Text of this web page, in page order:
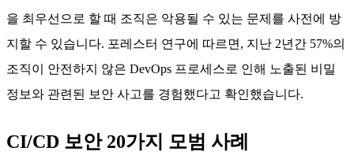
을 최우선으로 할 때 조직은 악용될 수 있는 문제를 사전에 방
지할 수 있습니다. 포레스터 연구에 따르면, 지난 2년간 57%의
조직이 안전하지 않은 DevOps 프로세스로 인해 노출된 비밀
정보와 관련된 보안 사고를 경험했다고 확인했습니다.
CI/CD 보안 20가지 모범 사례